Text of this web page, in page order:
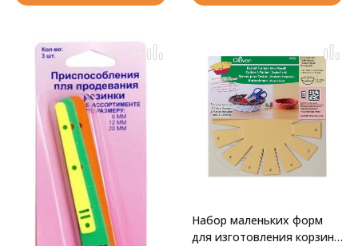
Набор маленьких форм
для изготовления корзин